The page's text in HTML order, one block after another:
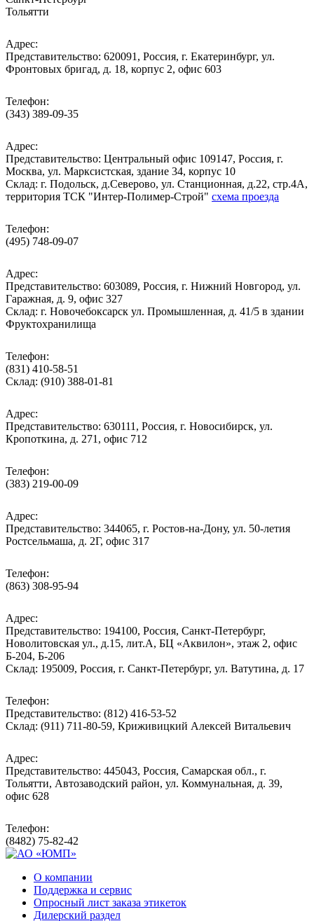
Тольятти
Адрес:
Представительство: 620091, Россия, г. Екатеринбург, ул.
Фронтовых бригад, д. 18, корпус 2, офис 603
Телефон:
(343) 389-09-35
Адрес:
Представительство: Центральный офис 109147, Россия, г.
Москва, ул. Марксистская, здание 34, корпус 10
Cклад: г. Подольск, д.Северово, ул. Станционная, д.22, стр.4А,
территория ТСК "Интер-Полимер-Строй" схема проезда
Телефон:
(495) 748-09-07
Адрес:
Представительство: 603089, Россия, г. Нижний Новгород, ул.
Гаражная, д. 9, офис 327
Склад: г. Новочебоксарск ул. Промышленная, д. 41/5 в здании
Фруктохранилища
Телефон:
(831) 410-58-51
Склад: (910) 388-01-81
Адрес:
Представительство: 630111, Россия, г. Новосибирск, ул.
Кропоткина, д. 271, офис 712
Телефон:
(383) 219-00-09
Адрес:
Представительство: 344065, г. Ростов-на-Дону, ул. 50-летия
Ростсельмаша, д. 2Г, офис 317
Телефон:
(863) 308-95-94
Адрес:
Представительство: 194100, Россия, Санкт-Петербург,
Новолитовская ул., д.15, лит.А, БЦ «Аквилон», этаж 2, офис
Б-204, Б-206
Склад: 195009, Россия, г. Санкт-Петербург, ул. Ватутина, д. 17
Телефон:
Представительство: (812) 416-53-52
Склад: (911) 711-80-59, Криживицкий Алексей Витальевич
Адрес:
Представительство: 445043, Россия, Самарская обл., г.
Тольятти, Автозаводский район, ул. Коммунальная, д. 39,
офис 628
Телефон:
(8482) 75-82-42
О компании
Поддержка и сервис
Опросный лист заказа этикеток
Дилерский раздел